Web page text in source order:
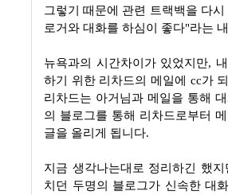
그렇기 때문에 관련 트랙백을 다
로거와 대화를 하심이 좋다"라는
뉴욕과의 시간차이가 있었지만,
하기 위한 리차드의 메일에 cc가
리차드는 아거님과 메일을 통해
의 블로그를 통해 리차드로부터
글을 올리게 됩니다.
지금 생각나는대로 정리하긴 했
치던 두명의 블로그가 신속한 대